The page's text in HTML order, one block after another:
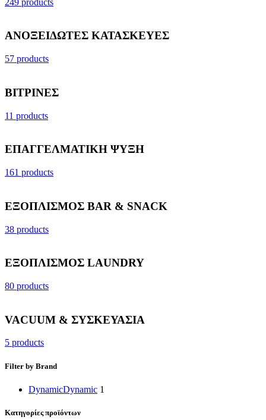
ΑΝΟΞΕΙΔΩΤΕΣ ΚΑΤΑΣΚΕΥΕΣ
57 products
ΒΙΤΡΙΝΕΣ
11 products
ΕΠΑΓΓΕΛΜΑΤΙΚΗ ΨΥΞΗ
161 products
ΕΞΟΠΛΙΣΜΟΣ BAR & SNACK
38 products
ΕΞΟΠΛΙΣΜΟΣ LAUNDRY
80 products
VACUUM & ΣΥΣΚΕΥΑΣΙΑ
5 products
Filter by Brand
DynamicDynamic 1
Κατηγορίες προϊόντων